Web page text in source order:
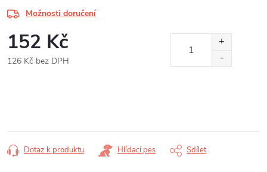
Možnosti doručení
152 Kč
126 Kč bez DPH
Dotaz k produktu Hlídací pes Sdílet